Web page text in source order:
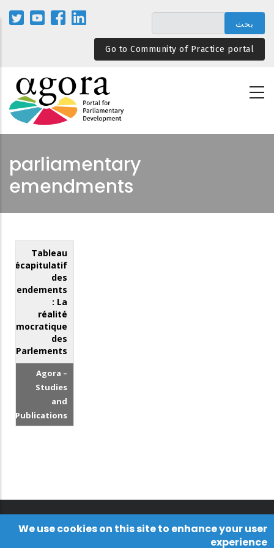
المحتوى
الرئيسيGo to Community of Practice portal
parliamentary
emendments
Tableau
récapitulatif
des
amendements
: La
réalité
démocratique
des
Parlements
Agora –
Studies
and
Publications
We use cookies on this site to enhance your user
experience